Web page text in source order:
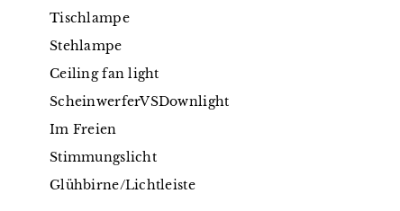
Tischlampe
Stehlampe
Ceiling fan light
ScheinwerferVSDownlight
Im Freien
Stimmungslicht
Glühbirne/Lichtleiste